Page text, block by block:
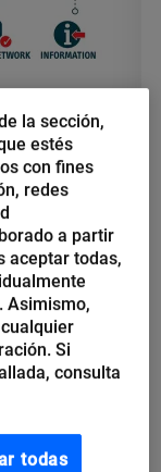
ayuda a
interna
para
aumentar la
a los
la sección,
estés
con fines
redes
a partir
aceptar todas,
Asimismo,
Si
consulta
todas